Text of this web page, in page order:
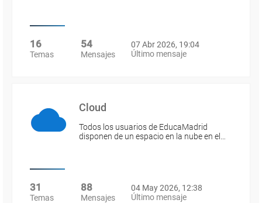
16
Temas
54
Mensajes
07 Abr 2026, 19:04
Último mensaje
Cloud
Todos los usuarios de EducaMadrid
disponen de un espacio en la nube en el…
31
Temas
88
Mensajes
04 May 2026, 12:38
Último mensaje